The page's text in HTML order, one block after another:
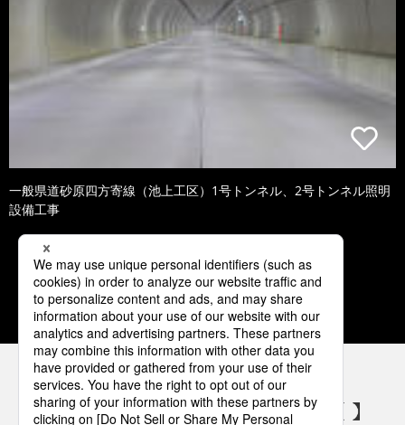
一般県道砂原四方寄線（池上工区）1号トンネル、2号トンネル照明
設備工事
1 2 3 4 5
パナソニックの電気設備 SNSアカウント